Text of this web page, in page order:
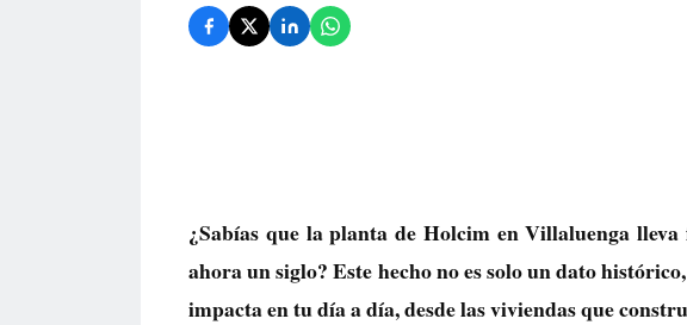
¿Sabías que la planta de Holcim en Villaluenga
ahora un siglo? Este hecho no es solo un dato
impacta en tu día a día, desde las viviendas que